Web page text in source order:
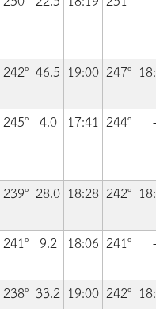
242° 46.5 19:00 247°
245° 4.0 17:41 244° -
239° 28.0 18:28 242°
241° 9.2 18:06 241°
-
238° 33.2 19:00 242°